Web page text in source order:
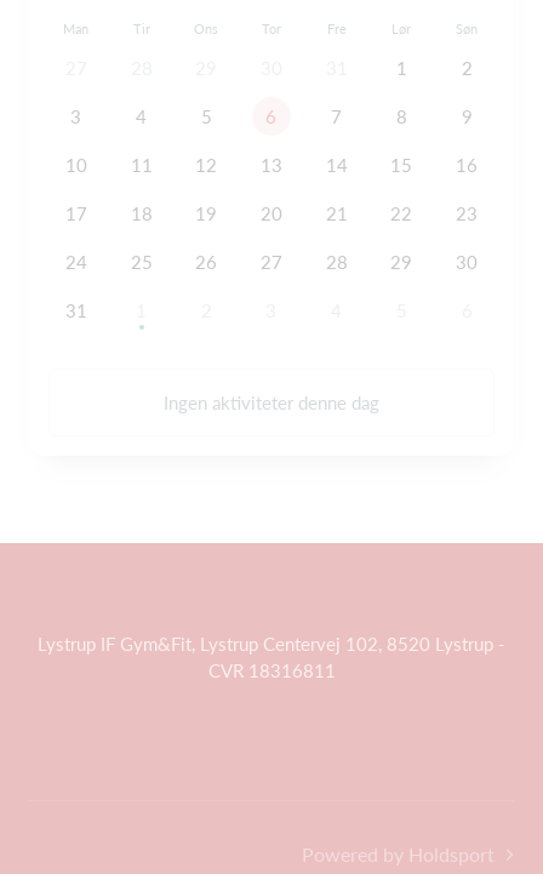
Man Tir Ons Tor Fre Lør Søn
1 2
3 4 5 6 7 8 9
10 11 12 13 14 15 16
17 18 19 20 21 22 23
24 25 26 27 28 29 30
31
Ingen aktiviteter denne dag
Lystrup IF Gym&Fit, Lystrup Centervej 102, 8520 Lystrup -
CVR 18316811
Powered by Holdsport